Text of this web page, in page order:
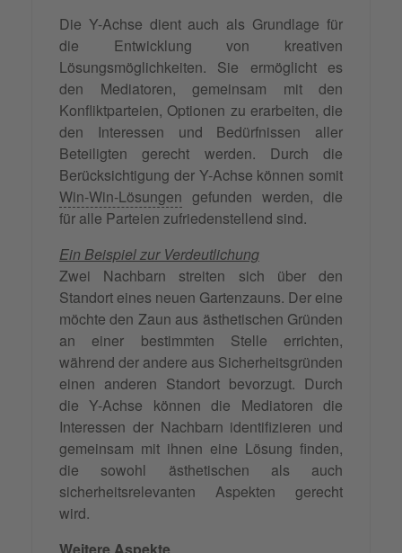
Die Y-Achse dient auch als Grundlage für
die Entwicklung von kreativen
Lösungsmöglichkeiten. Sie ermöglicht es
den Mediatoren, gemeinsam mit den
Konfliktparteien, Optionen zu erarbeiten, die
den Interessen und Bedürfnissen aller
Beteiligten gerecht werden. Durch die
Berücksichtigung der Y-Achse können somit
Win-Win-Lösungen gefunden werden, die
für alle Parteien zufriedenstellend sind.
Ein Beispiel zur Verdeutlichung
Zwei Nachbarn streiten sich über den
Standort eines neuen Gartenzauns. Der eine
möchte den Zaun aus ästhetischen Gründen
an einer bestimmten Stelle errichten,
während der andere aus Sicherheitsgründen
einen anderen Standort bevorzugt. Durch
die Y-Achse können die Mediatoren die
Interessen der Nachbarn identifizieren und
gemeinsam mit ihnen eine Lösung finden,
die sowohl ästhetischen als auch
sicherheitsrelevanten Aspekten gerecht
wird.